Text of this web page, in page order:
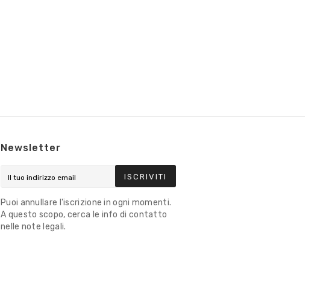
Newsletter
ISCRIVITI
Puoi annullare l'iscrizione in ogni momenti.
A questo scopo, cerca le info di contatto
nelle note legali.